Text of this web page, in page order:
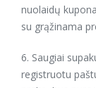
nuolaidų
su grąžinama
6. Saugiai
registruotu